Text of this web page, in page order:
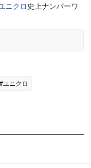
ニクロ史上ナンバーワ
#ユニクロ